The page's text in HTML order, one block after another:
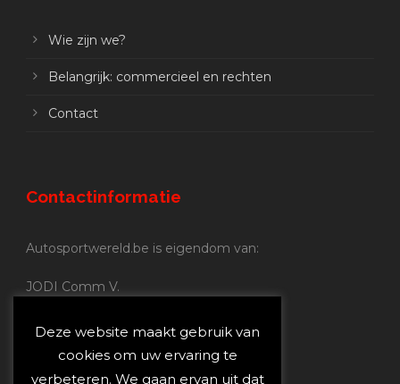
Wie zijn we?
Belangrijk: commercieel en rechten
Contact
Contactinformatie
Autosportwereld.be is eigendom van:
JODI Comm V.
Nijverheidsstraat 70
2160 Wommelgem
Deze website maakt gebruik van
cookies om uw ervaring te
verbeteren. We gaan ervan uit dat